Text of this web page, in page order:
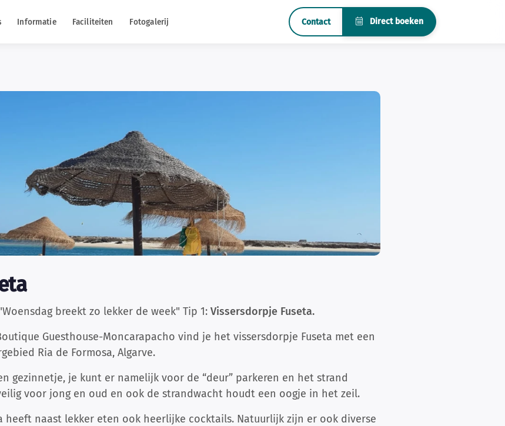
Informatie Faciliteiten Fotogalerij Contact Direct boeken
breekt zo lekker de week" Tip 1: Vissersdorpje Fuseta.
Guesthouse-Moncarapacho vind je het vissersdorpje Fuseta met een
Ria de Formosa, Algarve.
gezinnetje, je kunt er namelijk voor de “deur” parkeren en het strand
voor jong en oud en ook de strandwacht houdt een oogje in het zeil.
heeft naast lekker eten ook heerlijke cocktails. Natuurlijk zijn er ook diverse